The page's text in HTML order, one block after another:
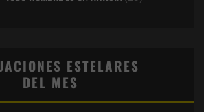
ESTELARES
DEL MES